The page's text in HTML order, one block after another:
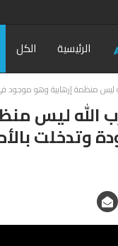
الرئيسية الكل
ليس منظمة إرهابية وهو موجود
الله ليس
وتدخلت